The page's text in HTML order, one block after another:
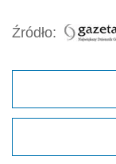
Źródło: